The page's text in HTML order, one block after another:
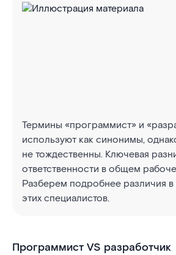
Термины «программист» и
используют как синонимы,
не тождественны. Ключевая
ответственности в общем
Разберем подробнее различия в
этих специалистов.
Программист VS разработчик